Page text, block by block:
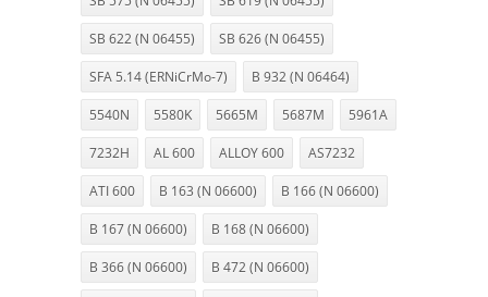
SB 622 (N 06455) SB 626 (N 06455)
SFA 5.14 (ERNiCrMo-7) B 932 (N 06464)
5540N 5580K 5665M 5687M 5961A
7232H AL 600 ALLOY 600 AS7232
ATI 600 B 163 (N 06600) B 166 (N 06600)
B 167 (N 06600) B 168 (N 06600)
B 366 (N 06600) B 472 (N 06600)